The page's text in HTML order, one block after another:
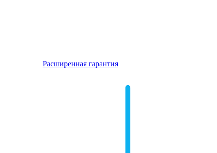
Расширенная гарантия